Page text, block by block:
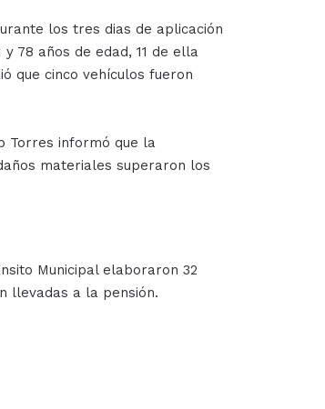
los tres dias de aplicación
78 años de edad, 11 de ella
que cinco vehículos fueron
Torres informó que la
materiales superaron los
Municipal elaboraron 32
llevadas a la pensión.